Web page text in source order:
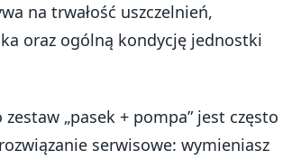
na trwałość uszczelnień,
oraz ogólną kondycję jednostki
zestaw „pasek + pompa” jest często
serwisowe: wymieniasz